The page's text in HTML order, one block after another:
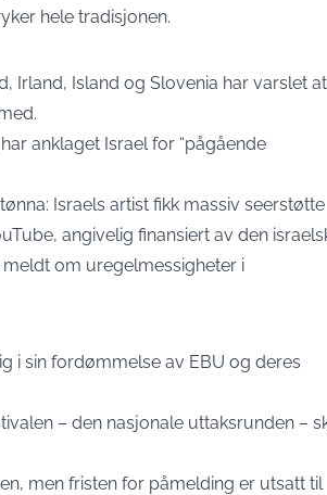
hele tradisjonen.
Irland, Island og Slovenia har varslet
anklaget Israel for “pågående
Israels artist fikk massiv seerstøtte
angivelig finansiert av den
om uregelmessigheter i
i sin fordømmelse av EBU og deres
– den nasjonale uttaksrunden –
men fristen for påmelding er utsatt til